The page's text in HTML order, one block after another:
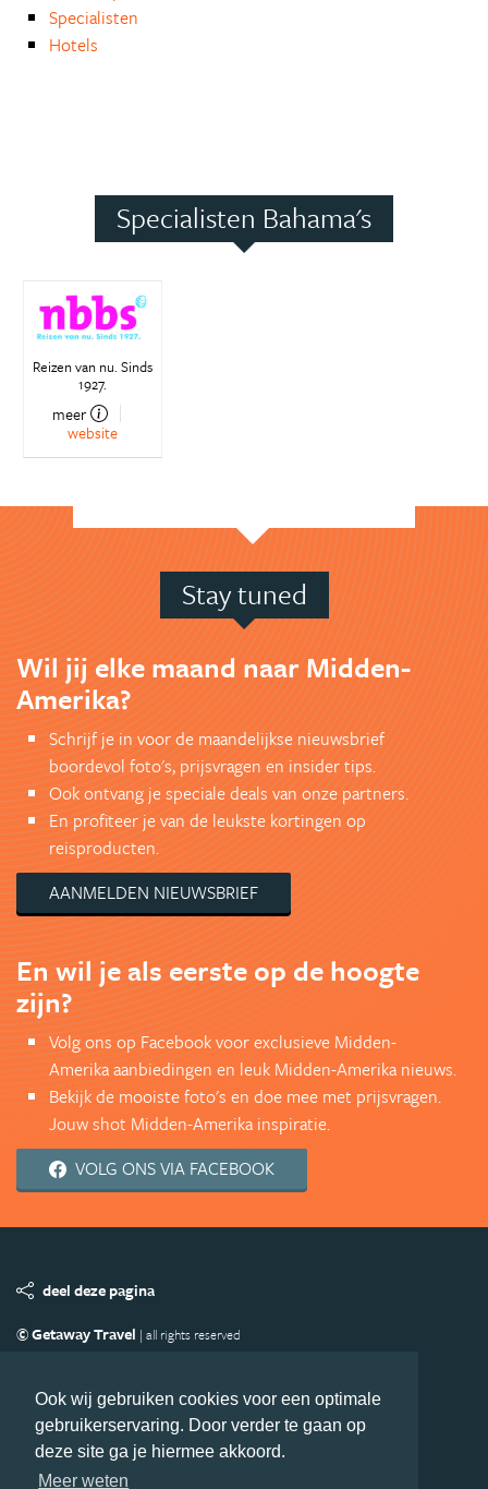
Ook wij gebruiken cookies voor een optimale
gebruikerservaring. Door verder te gaan op
deze site ga je hiermee akkoord.
Meer weten
Specialisten
Hotels
Specialisten Bahama's
Reizen van nu. Sinds
1927.
meer
website
Stay tuned
Wil jij elke maand naar Midden-
Amerika?
Schrijf je in voor de maandelijkse nieuwsbrief
boordevol foto's, prijsvragen en insider tips.
Ook ontvang je speciale deals van onze partners.
En profiteer je van de leukste kortingen op
reisproducten.
AANMELDEN NIEUWSBRIEF
En wil je als eerste op de hoogte
zijn?
Volg ons op Facebook voor exclusieve Midden-
Amerika aanbiedingen en leuk Midden-Amerika nieuws.
Bekijk de mooiste foto's en doe mee met prijsvragen.
Jouw shot Midden-Amerika inspiratie.
VOLG ONS VIA FACEBOOK
deel deze pagina
© Getaway Travel | all rights reserved
Copyright
Privacy statement Disclaimer
Cookies
Volg MiddenAmerika.nl
Nieuwsbrief
Facebook